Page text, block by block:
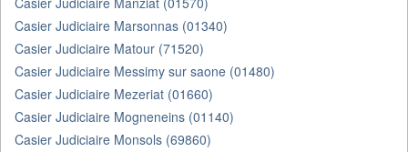
Casier Judiciaire Marsonnas (01340)
Casier Judiciaire Matour (71520)
Casier Judiciaire Messimy sur saone (01480)
Casier Judiciaire Mezeriat (01660)
Casier Judiciaire Mogneneins (01140)
Casier Judiciaire Monsols (69860)